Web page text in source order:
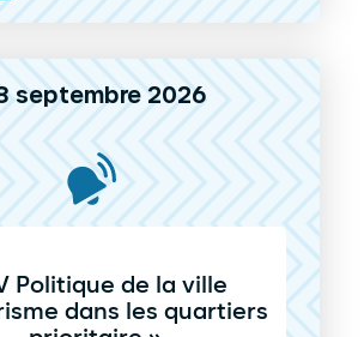
septembre 2026
Politique de la ville
dans les quartiers